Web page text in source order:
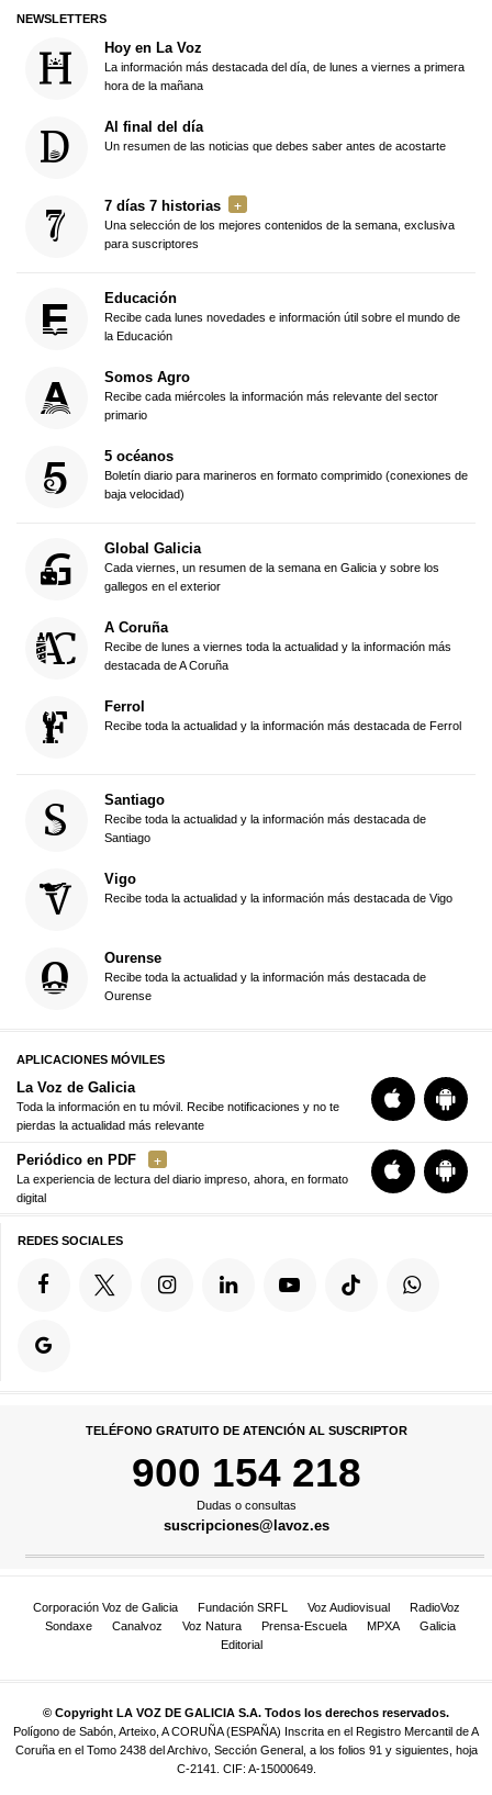
NEWSLETTERS
Hoy en La Voz
La información más destacada del día, de lunes a viernes a primera
hora de la mañana
Al final del día
Un resumen de las noticias que debes saber antes de acostarte
7 días 7 historias
Una selección de los mejores contenidos de la semana, exclusiva
para suscriptores
Educación
Recibe cada lunes novedades e información útil sobre el mundo de
la Educación
Somos Agro
Recibe cada miércoles la información más relevante del sector
primario
5 océanos
Boletín diario para marineros en formato comprimido (conexiones de
baja velocidad)
Global Galicia
Cada viernes, un resumen de la semana en Galicia y sobre los
gallegos en el exterior
A Coruña
Recibe de lunes a viernes toda la actualidad y la información más
destacada de A Coruña
Ferrol
Recibe toda la actualidad y la información más destacada de Ferrol
Santiago
Recibe toda la actualidad y la información más destacada de
Santiago
Vigo
Recibe toda la actualidad y la información más destacada de Vigo
Ourense
Recibe toda la actualidad y la información más destacada de
Ourense
APLICACIONES MÓVILES
La Voz de Galicia
Toda la información en tu móvil. Recibe notificaciones y no te
pierdas la actualidad más relevante
Periódico en PDF
La experiencia de lectura del diario impreso, ahora, en formato
digital
REDES SOCIALES
TELÉFONO GRATUITO DE ATENCIÓN AL SUSCRIPTOR
900 154 218
Dudas o consultas
suscripciones@lavoz.es
Corporación Voz de Galicia Fundación SRFL Voz Audiovisual
RadioVoz
Sondaxe
Canalvoz Voz Natura Prensa-Escuela MPXA
Galicia
Editorial
© Copyright LA VOZ DE GALICIA S.A. Todos los derechos reservados.
Polígono de Sabón, Arteixo, A CORUÑA (ESPAÑA) Inscrita en el Registro Mercantil de A
Coruña en el Tomo 2438 del Archivo, Sección General, a los folios 91 y siguientes, hoja
C-2141. CIF: A-15000649.